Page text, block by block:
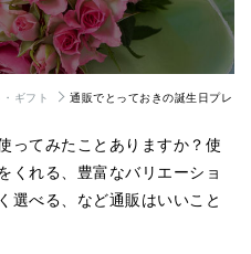
ギフト
通販でとっておきの誕生日プレ
ってみたことありますか？使
くれる、豊富なバリエーショ
選べる、など通販はいいこと